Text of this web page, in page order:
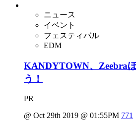
ニュース
イベント
フェスティバル
EDM
KANDYTOWN、Zeebra
う！
PR
@ Oct 29th 2019 @ 01:55PM 771